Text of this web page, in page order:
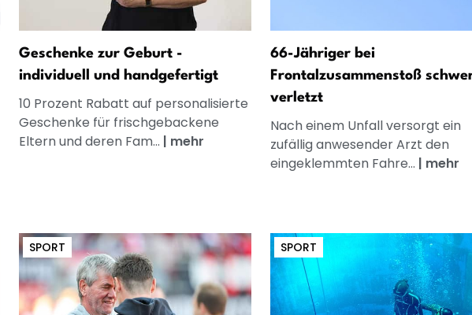
Geschenke zur Geburt -
individuell und handgefertigt
10 Prozent Rabatt auf personalisierte
Geschenke für frischgebackene
Eltern und deren Fam... | mehr
66-Jähriger bei
Frontalzusammenstoß
verletzt
Nach einem Unfall versorgt ein
zufällig anwesender Arzt den
eingeklemmten Fahre... | mehr
SPORT SPORT